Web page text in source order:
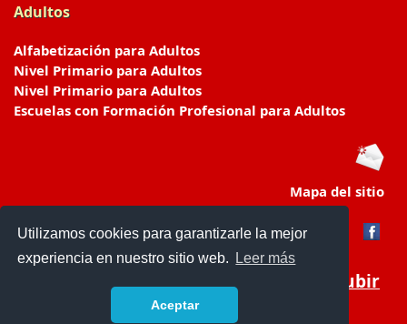
Utilizamos cookies para garantizarle la mejor
experiencia en nuestro sitio web.
Leer más
Aceptar
Adultos
Alfabetización para Adultos
Nivel Primario para Adultos
Nivel Primario para Adultos
Escuelas con Formación Profesional para Adultos
Mapa del sitio
Subir